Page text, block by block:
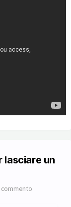
lasciare un
commento